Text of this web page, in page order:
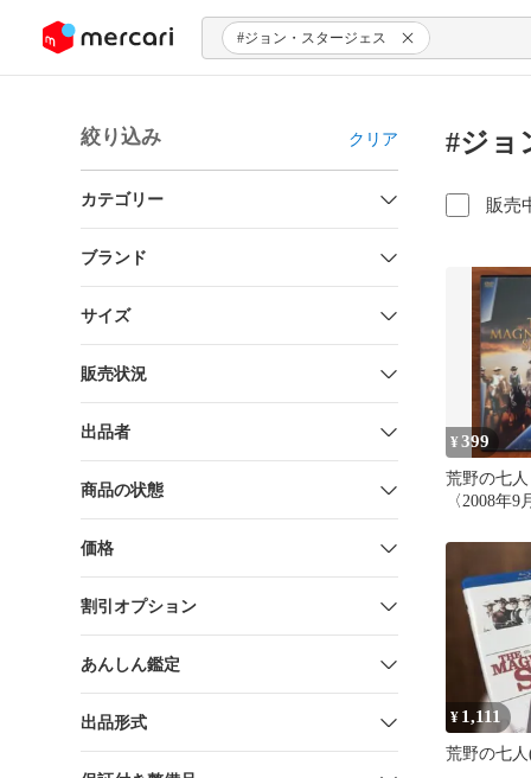
ツにスキップ #ジョン・スタージェス
絞り込み クリア
カテゴリー
ブランド
サイズ
販売状況
出品者
商品の状態
価格
割引オプション
あんしん鑑定
出品形式
#ジョ
販売
¥399
荒野の七
〈2008年9
¥ 1,111
荒野の七